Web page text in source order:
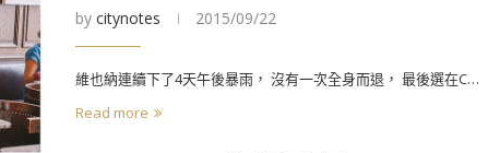
by citynotes 2015/09/22
維也納連續下了4天午後暴雨， 沒有一次全身而退， 最後選在C…
Read more